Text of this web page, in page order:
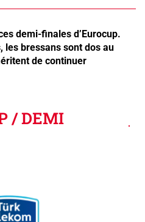
demi-finales d’Eurocup.
les bressans sont dos au
de continuer
/ DEMI